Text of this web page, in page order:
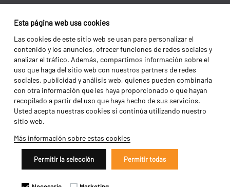
Esta página web usa cookies
Las cookies de este sitio web se usan para personalizar el
contenido y los anuncios, ofrecer funciones de redes sociales y
analizar el tráfico. Además, compartimos información sobre el
uso que haga del sitio web con nuestros partners de redes
sociales, publicidad y análisis web, quienes pueden combinarla
con otra información que les haya proporcionado o que hayan
recopilado a partir del uso que haya hecho de sus servicios.
Usted acepta nuestras cookies si continúa utilizando nuestro
sitio web.
Más información sobre estas cookies
Permitir la selección Permitir todas
Shipping returns
Política de privacidad
Términos y condiciones